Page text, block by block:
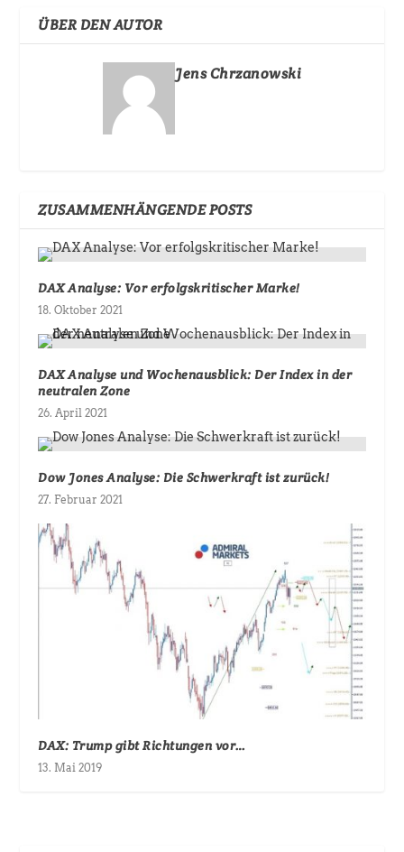
ÜBER DEN AUTOR
Jens Chrzanowski
ZUSAMMENHÄNGENDE POSTS
DAX Analyse: Vor erfolgskritischer Marke!
18. Oktober 2021
DAX Analyse und Wochenausblick: Der Index in der
neutralen Zone
26. April 2021
Dow Jones Analyse: Die Schwerkraft ist zurück!
27. Februar 2021
DAX: Trump gibt Richtungen vor…
13. Mai 2019